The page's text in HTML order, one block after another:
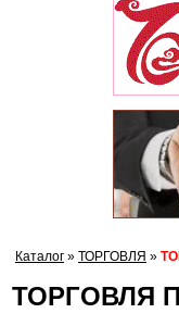
Каталог » ТОРГОВЛЯ »
ТОРГОВЛЯ